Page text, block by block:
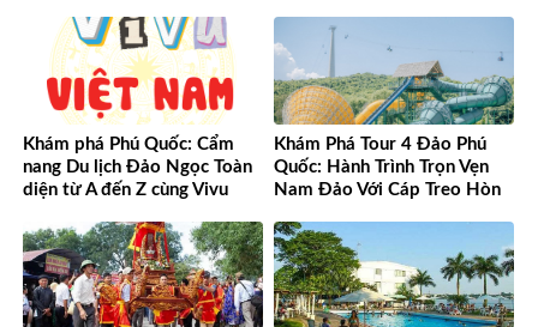
Khám phá Phú Quốc: Cẩm
nang Du lịch Đảo Ngọc Toàn
diện từ A đến Z cùng Vivu
Khám Phá Tour 4 Đảo Phú
Quốc: Hành Trình Trọn Vẹn
Nam Đảo Với Cáp Treo Hòn